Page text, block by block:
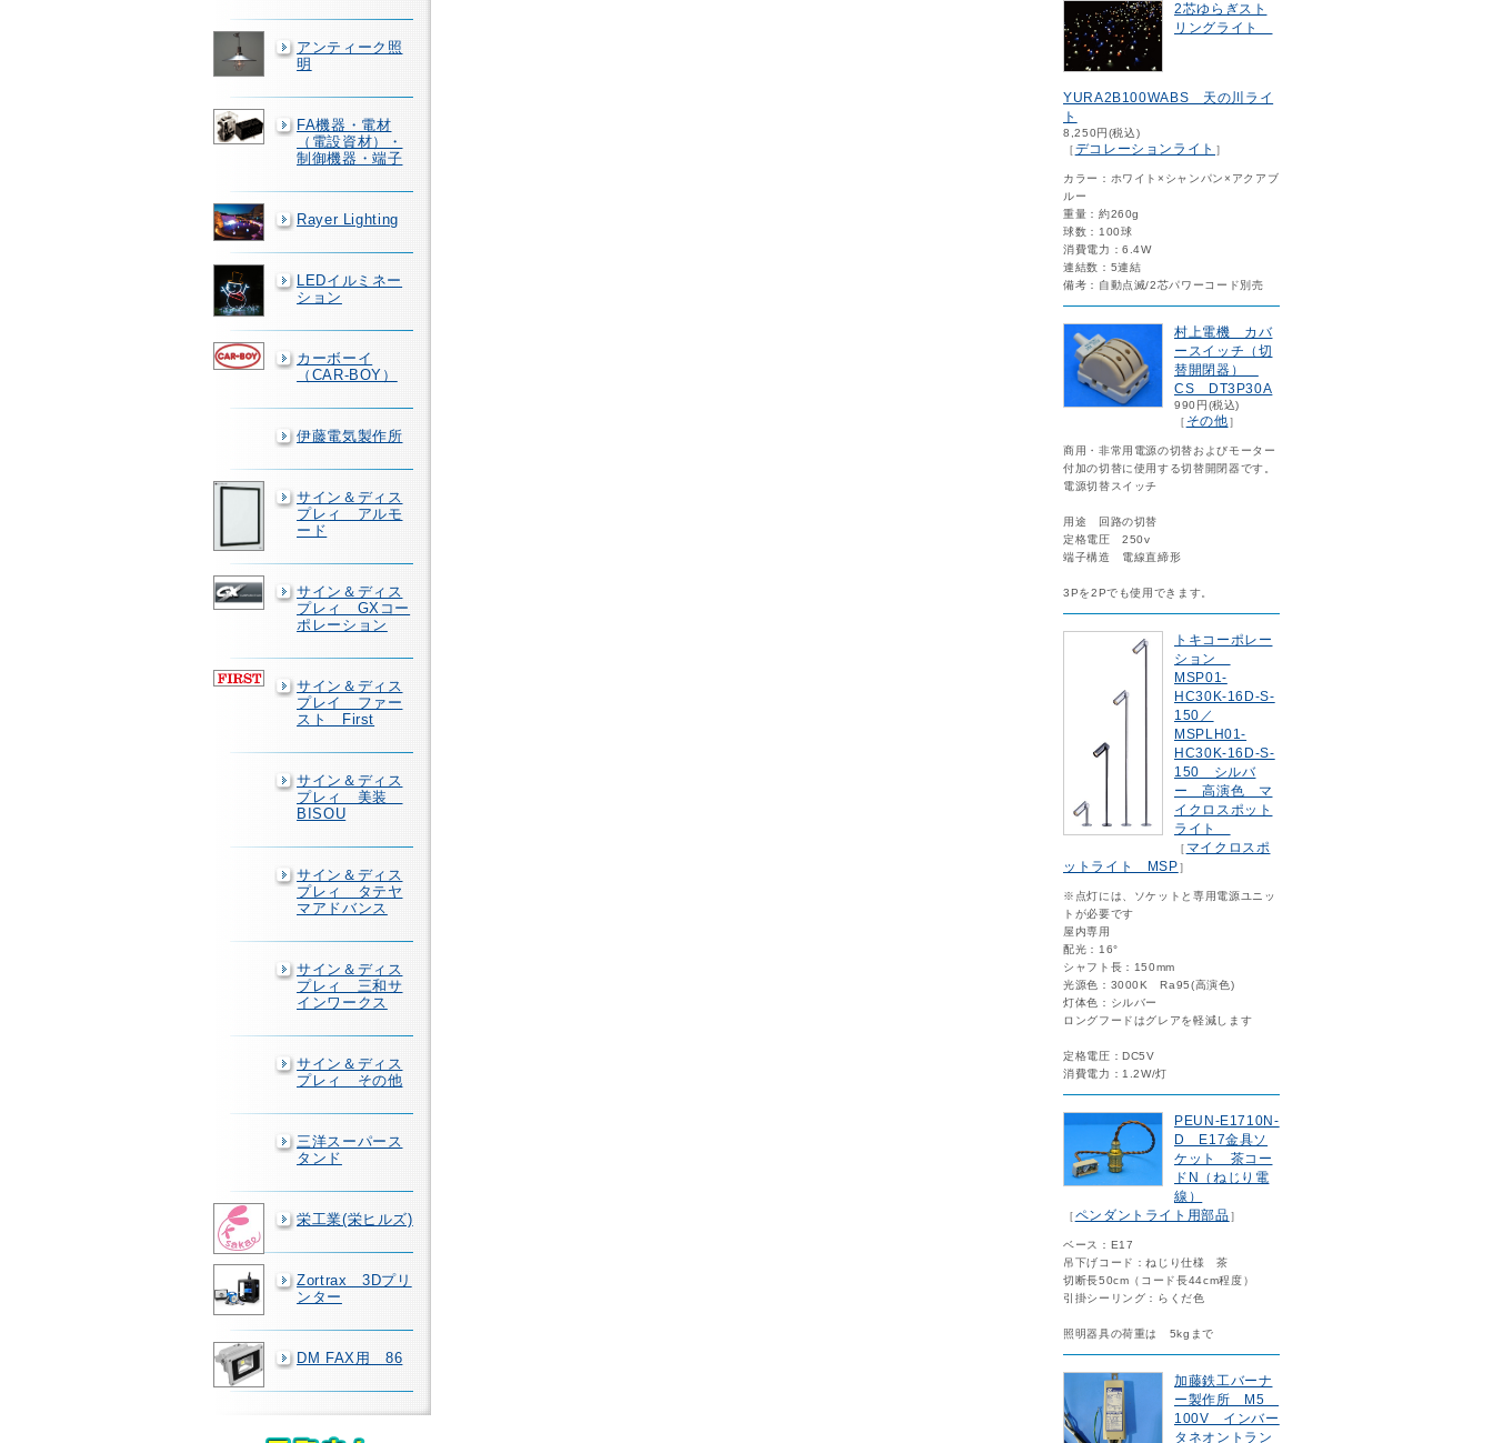
アンティーク照
明
FA機器・電材
（電設資材）・
制御機器・端子
Rayer Lighting
LEDイルミネー
ション
カーボーイ
（CAR-BOY）
伊藤電気製作所
サイン＆ディス
プレィ アルモ
ード
サイン＆ディス
プレィ GXコー
ポレーション
サイン＆ディス
プレイ ファー
スト First
サイン＆ディス
プレィ 美装
BISOU
サイン＆ディス
プレィ タテヤ
マアドバンス
サイン＆ディス
プレィ 三和サ
インワークス
サイン＆ディス
プレィ その他
三洋スーパース
タンド
栄工業(栄ヒルズ)
Zortrax 3Dプリ
ンター
DM FAX用 86
2芯ゆらぎスト
リングライト
YURA2B100WABS 天の川ライ
ト
8,250円(税込)
［デコレーションライト ］
カラー：ホワイト×シャンパン×アクアブ
ルー
重量：約260g
球数：100球
消費電力：6.4W
連結数：5連結
備考：自動点滅/2芯パワーコード別売
村上電機 カバ
ースイッチ（切
替開閉器）
CS DT3P30A
990円(税込)
［ その他］
商用・非常用電源の切替およびモーター
付加の切替に使用する切替開閉器です。
電源切替スイッチ
用途 回路の切替
定格電圧 250v
端子構造 電線直締形
3Pを2Pでも使用できます。
トキコーポレー
ション
MSP01-
HC30K-16D-S-
150／
MSPLH01-
HC30K-16D-S-
150 シルバ
ー 高演色 マ
イクロスポット
ライト
［ マイクロスポ
ットライト MSP］
※点灯には、ソケットと専用電源ユニッ
トが必要です
屋内専用
配光：16°
シャフト長：150mm
光源色：3000K Ra95(高演色)
灯体色：シルバー
ロングフードはグレアを軽減します
定格電圧：DC5V
消費電力：1.2W/灯
PEUN-E1710N-
D E17金具ソ
ケット 茶コー
ドN（ねじり電
線）
［ペンダントライト用部品］
ベース：E17
吊下げコード：ねじり仕様 茶
切断長50cm（コード長44cm程度）
引掛シーリング：らくだ色
照明器具の荷重は 5kgまで
加藤鉄工バーナ
ー製作所 M5
100V インバー
タネオントラン